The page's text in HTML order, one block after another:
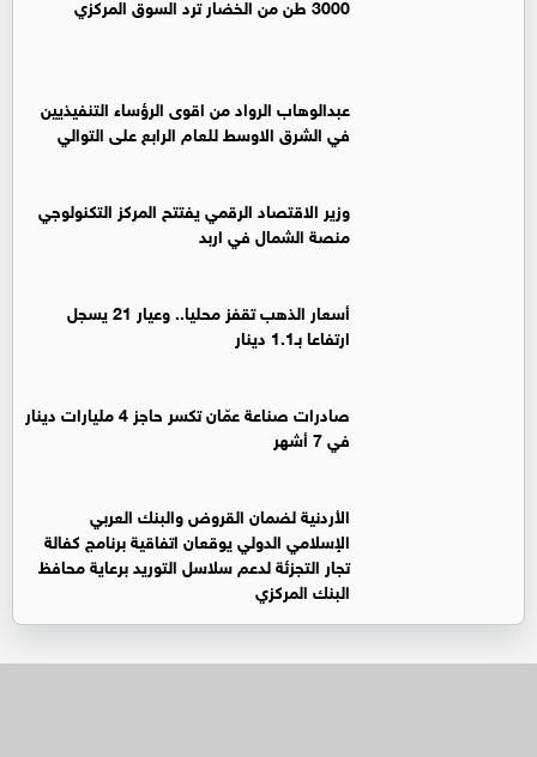
عبدالوهاب الرواد من اقوى الرؤساء التنفيذيين
في الشرق الاوسط للعام الرابع على التوالي
وزير الاقتصاد الرقمي يفتتح المركز التكنولوجي
منصة الشمال في اربد
أسعار الذهب تقفز محليا.. وعيار 21 يسجل
ارتفاعا بـ1.1 دينار
صادرات صناعة عمّان تكسر حاجز 4 مليارات دينار
في 7 أشهر
الأردنية لضمان القروض والبنك العربي
الإسلامي الدولي يوقعان اتفاقية برنامج كفالة
تجار التجزئة لدعم سلاسل التوريد برعاية محافظ
البنك المركزي